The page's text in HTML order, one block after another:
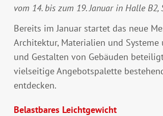
vom 14. bis zum 19. Januar in Halle
Bereits im Januar startet das neue
Architektur, Materialien und
und Gestalten von Gebäuden
vielseitige Angebotspalette
entdecken.
Belastbares Leichtgewicht